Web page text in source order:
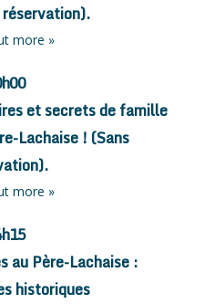
réservation).
more »
et secrets de famille
Lachaise ! (Sans
more »
au Père-Lachaise :
historiques